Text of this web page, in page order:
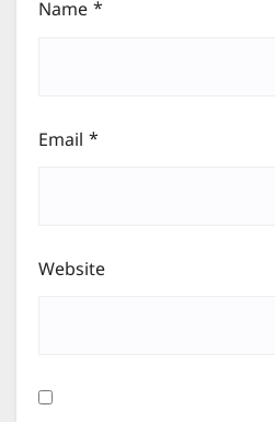
Name *
Email *
Website